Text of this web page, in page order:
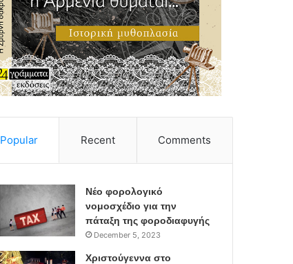
Popular Recent Comments
Νέο φορολογικό
νομοσχέδιο για την
πάταξη της φοροδιαφυγής
December 5, 2023
Χριστούγεννα στο